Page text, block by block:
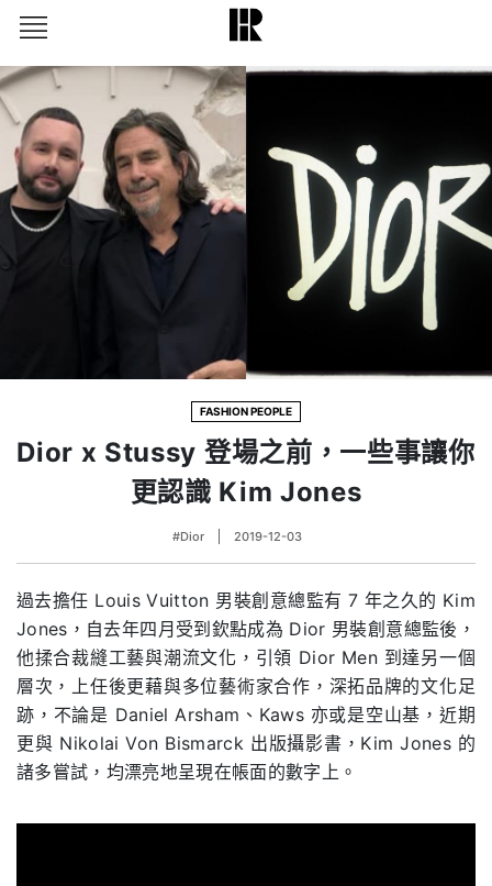
FASHION PEOPLE
Dior x Stussy 登場之前，一些事讓你
更認識 Kim Jones
#Dior 2019-12-03
過去擔任 Louis Vuitton 男裝創意總監有 7 年之久的 Kim
Jones ，自去年四月受到欽點成為 Dior 男裝創意總監後，
他揉合裁縫工藝與潮流文化，引領 Dior Men 到達另一個
層次，上任後更藉與多位藝術家合作，深拓品牌的文化足
跡，不論是 Daniel Arsham 、 Kaws 亦或是空山基，近期
更與 Nikolai Von Bismarck 出版攝影書， Kim Jones 的
諸多嘗試，均漂亮地呈現在帳面的數字上。